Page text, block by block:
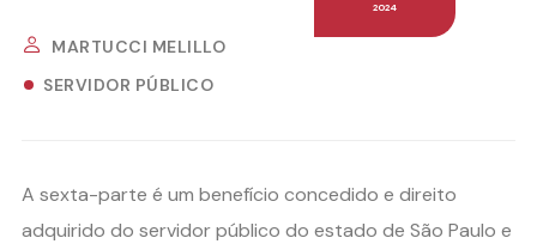
MARTUCCI MELILLO
SERVIDOR PÚBLICO
2024
A sexta-parte é um benefício concedido e direito
adquirido do servidor público do estado de São Paulo e